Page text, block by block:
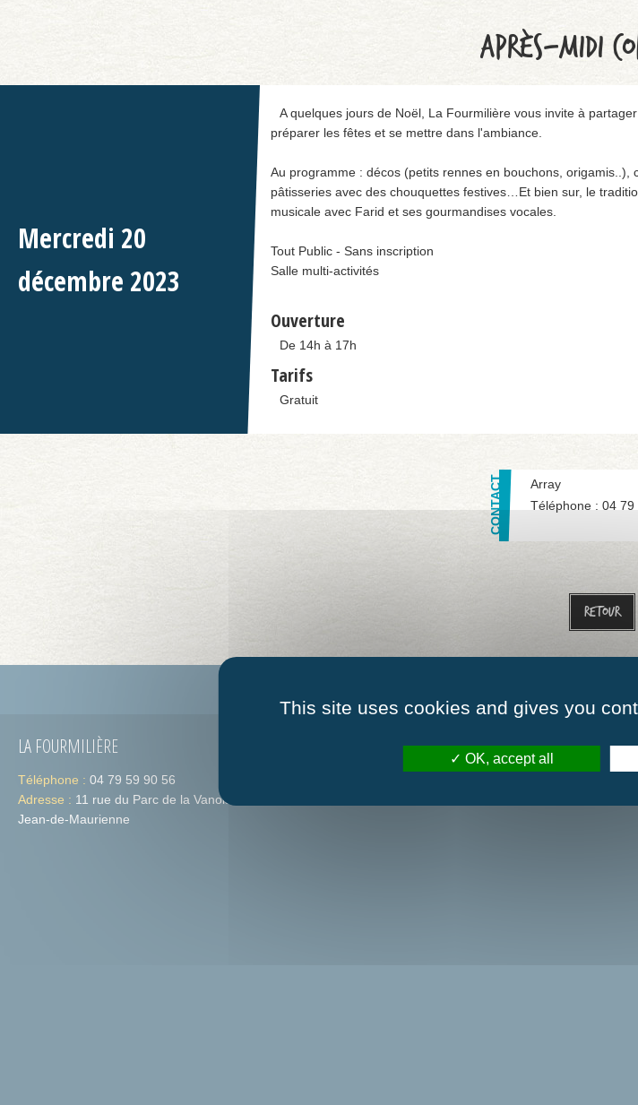
APRÈS-MIDI
Mercredi 20
décembre 2023
A quelques jours de Noël, La Fourmilière vous invite à
préparer les fêtes et se mettre dans l'ambiance.
Au programme : décos (petits rennes en bouchons, origamis..),
pâtisseries avec des chouquettes festives…Et bien sur, le
musicale avec Farid et ses gourmandises vocales.
Tout Public - Sans inscription
Salle multi-activités
Ouverture
De 14h à 17h
Tarifs
Gratuit
Array
Téléphone : 04 79
Retour
LA FOURMILIÈRE
Téléphone : 04 79 59 90 56
Adresse : 11 rue du Parc de la Vanoise 73300 St-
Jean-de-Maurienne
This site uses cookies and gives you
OK, accept all